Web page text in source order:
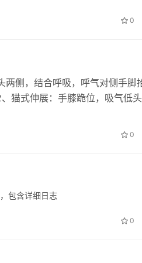
0
两侧，结合呼吸，呼气对侧手脚
猫式伸展：手膝跪位，吸气低
0
包含详细日志
0